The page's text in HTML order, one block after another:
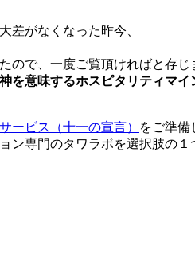
差がなくなった昨今、
ので、一度ご覧頂ければと存じ
を意味するホスピタリティマ
サービス（十一の宣言）
をご準備
専門のタワラボを選択肢の１